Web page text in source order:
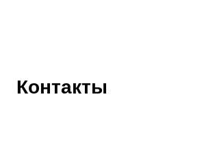
Контакты